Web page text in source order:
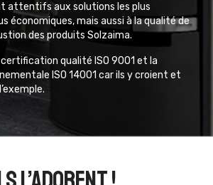
attentifs aux solutions les plus
économiques, mais aussi à la qualité de
des produits Solzaima.
qualité ISO 9001 et la
ISO 14001 car ils y croient et